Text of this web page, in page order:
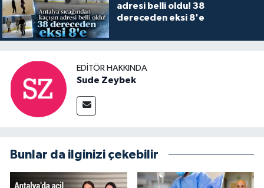
adresi belli oldu! 38
dereceden eksi 8'e
EDITÖR HAKKINDA
Sude Zeybek
Bunlar da ilginizi çekebilir